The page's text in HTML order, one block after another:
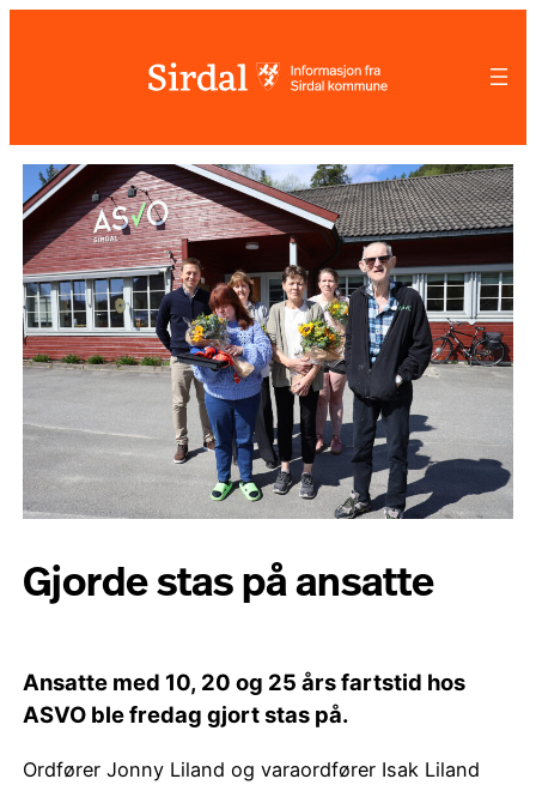
Gjorde stas på ansatte
Ansatte med 10, 20 og 25 års fartstid hos
ASVO ble fredag gjort stas på.
Ordfører Jonny Liland og varaordfører Isak Liland